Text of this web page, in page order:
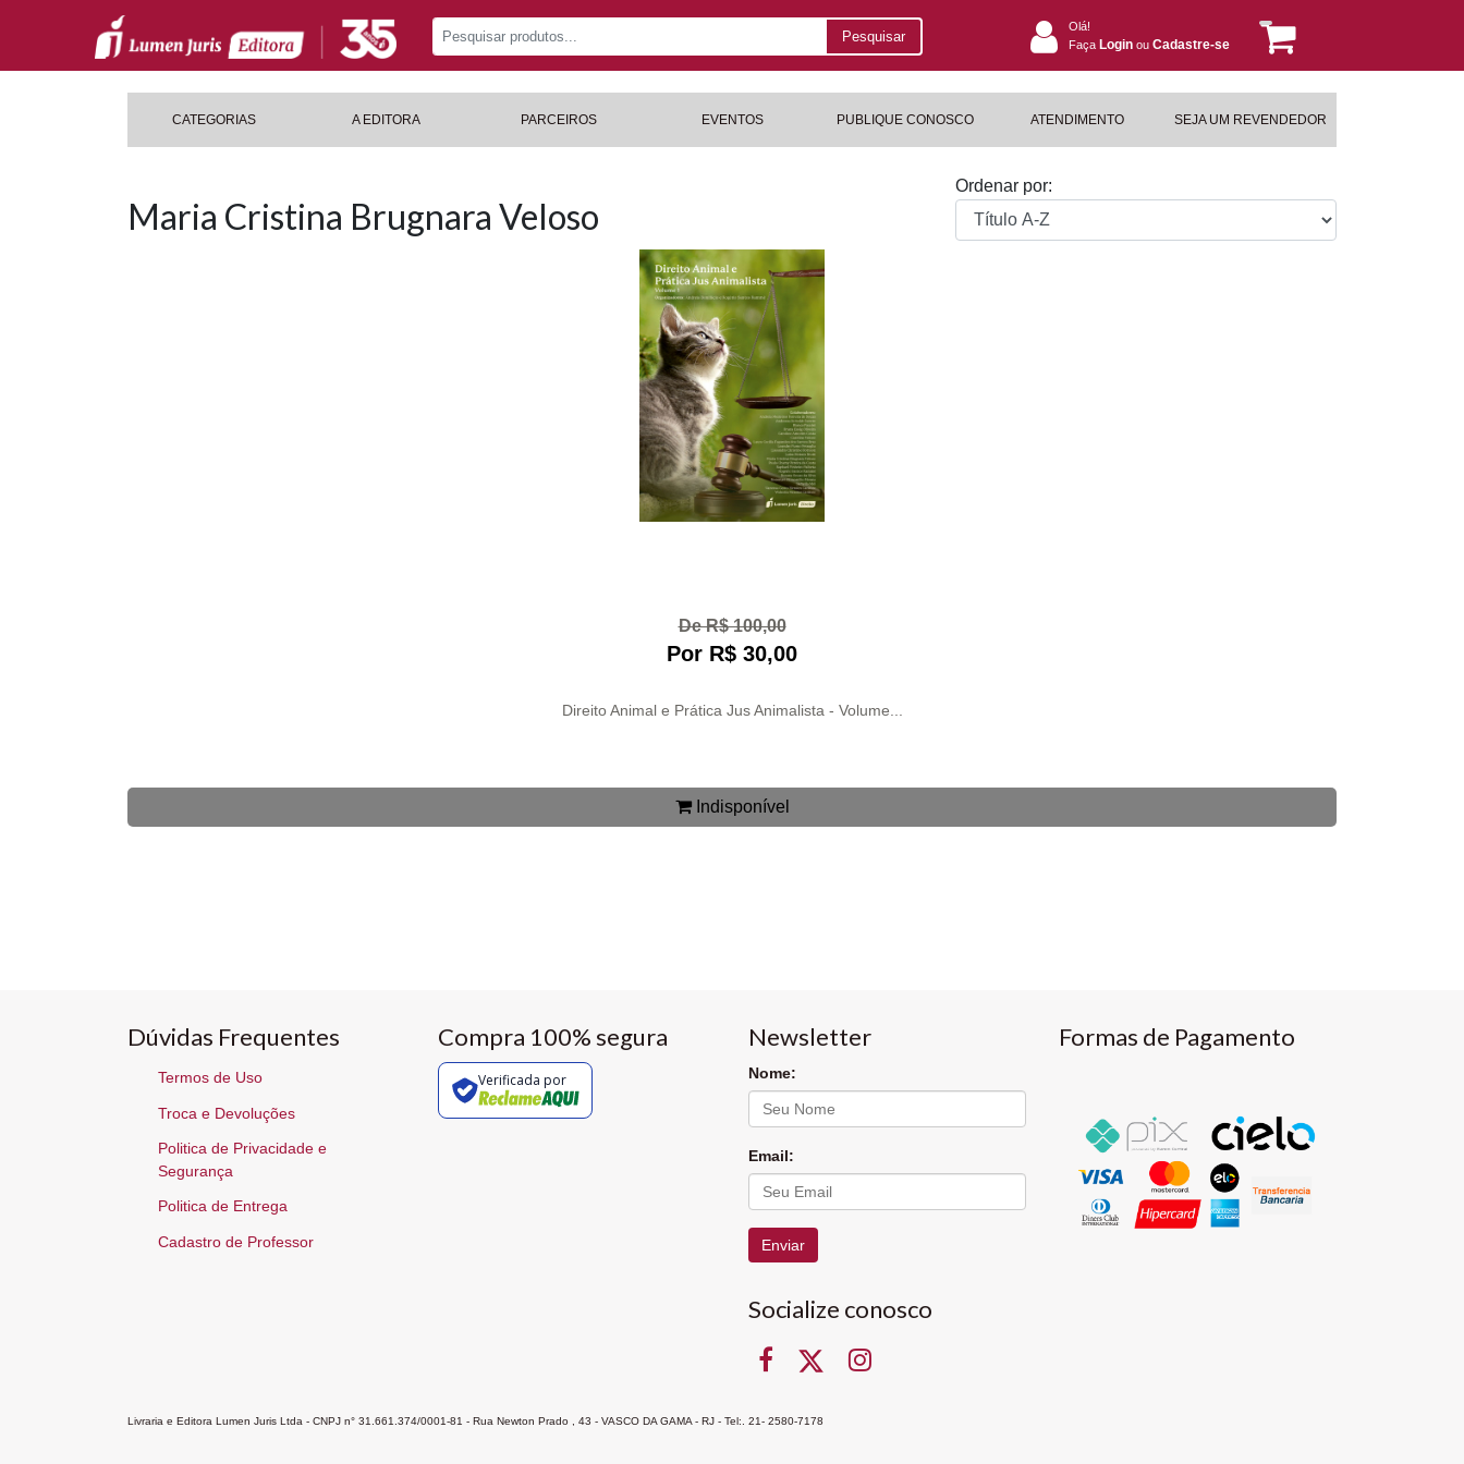
Pesquisar
Olá!
Faça Login ou Cadastre-se
CATEGORIAS A EDITORA PARCEIROS EVENTOS PUBLIQUE CONOSCO ATENDIMENTO SEJA UM REVENDEDOR
Maria Cristina Brugnara Veloso
Ordenar por:
De R$ 100,00
Por R$ 30,00
Direito Animal e Prática Jus Animalista - Volume...
Indisponível
Dúvidas Frequentes
Termos de Uso
Troca e Devoluções
Politica de Privacidade e
Segurança
Politica de Entrega
Cadastro de Professor
Compra 100% segura
Verificada por
Newsletter
Nome:
Email:
Enviar
Socialize conosco
Formas de Pagamento
Livraria e Editora Lumen Juris Ltda - CNPJ n° 31.661.374/0001-81 - Rua Newton Prado , 43 - VASCO DA GAMA - RJ - Tel:. 21- 2580-7178